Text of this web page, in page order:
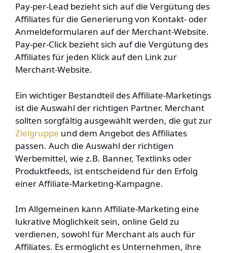
Pay-per-Lead bezieht sich auf die Vergütung des
Affiliates für die Generierung von Kontakt- oder
Anmeldeformularen auf der Merchant-Website.
Pay-per-Click bezieht sich auf die Vergütung des
Affiliates für jeden Klick auf den Link zur
Merchant-Website.
Ein wichtiger Bestandteil des Affiliate-Marketings
ist die Auswahl der richtigen Partner. Merchant
sollten sorgfältig ausgewählt werden, die gut zur
Zielgruppe und dem Angebot des Affiliates
passen. Auch die Auswahl der richtigen
Werbemittel, wie z.B. Banner, Textlinks oder
Produktfeeds, ist entscheidend für den Erfolg
einer Affiliate-Marketing-Kampagne.
Im Allgemeinen kann Affiliate-Marketing eine
lukrative Möglichkeit sein, online Geld zu
verdienen, sowohl für Merchant als auch für
Affiliates. Es ermöglicht es Unternehmen, ihre